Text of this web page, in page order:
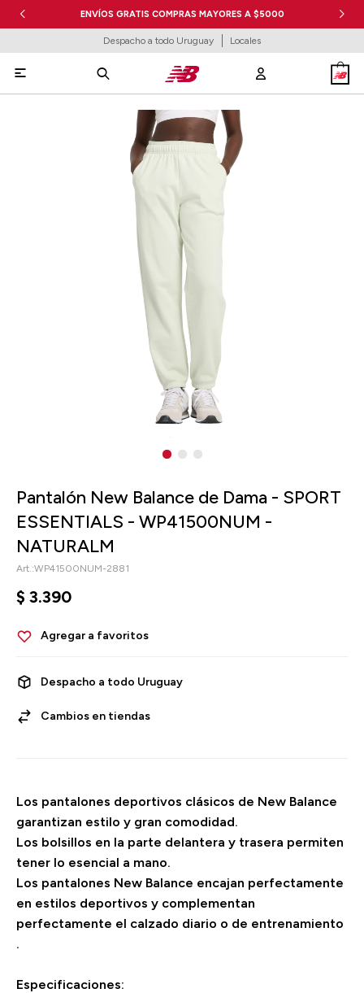
ENVÍOS GRATIS COMPRAS MAYORES A $5000
Despacho a todo Uruguay Locales

Pantalón New Balance de Dama - SPORT
ESSENTIALS - WP41500NUM -
NATURALM
WP41500NUM-2881
$ 3.390
Despacho a todo Uruguay
Cambios en tiendas
Los pantalones deportivos clásicos de New Balance
garantizan estilo y gran comodidad.
Los bolsillos en la parte delantera y trasera permiten
tener lo esencial a mano.
Los pantalones New Balance encajan perfectamente
en estilos deportivos y complementan
perfectamente el calzado diario o de entrenamiento
.
Especificaciones: